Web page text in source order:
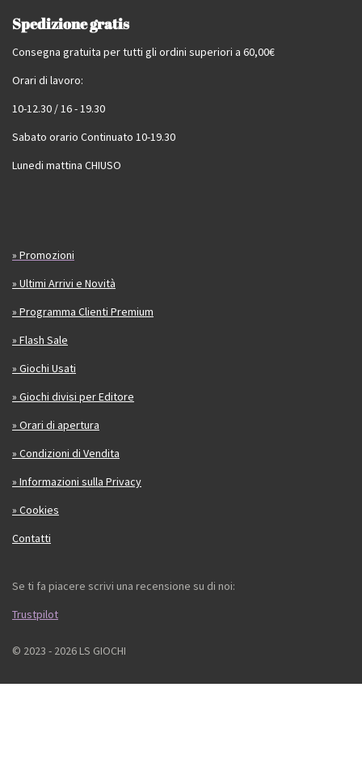
Spedizione gratis
Consegna gratuita per tutti gli ordini superiori a 60,00€
Orari di lavoro:
10-12.30 / 16 - 19.30
Sabato orario Continuato 10-19.30
Lunedi mattina CHIUSO
» Promozioni
» Ultimi Arrivi e Novità
» Programma Clienti Premium
» Flash Sale
» Giochi Usati
» Giochi divisi per Editore
» Orari di apertura
» Condizioni di Vendita
» Informazioni sulla Privacy
» Cookies
Contatti
Se ti fa piacere scrivi una recensione su di noi:
Trustpilot
© 2023 - 2026 LS GIOCHI